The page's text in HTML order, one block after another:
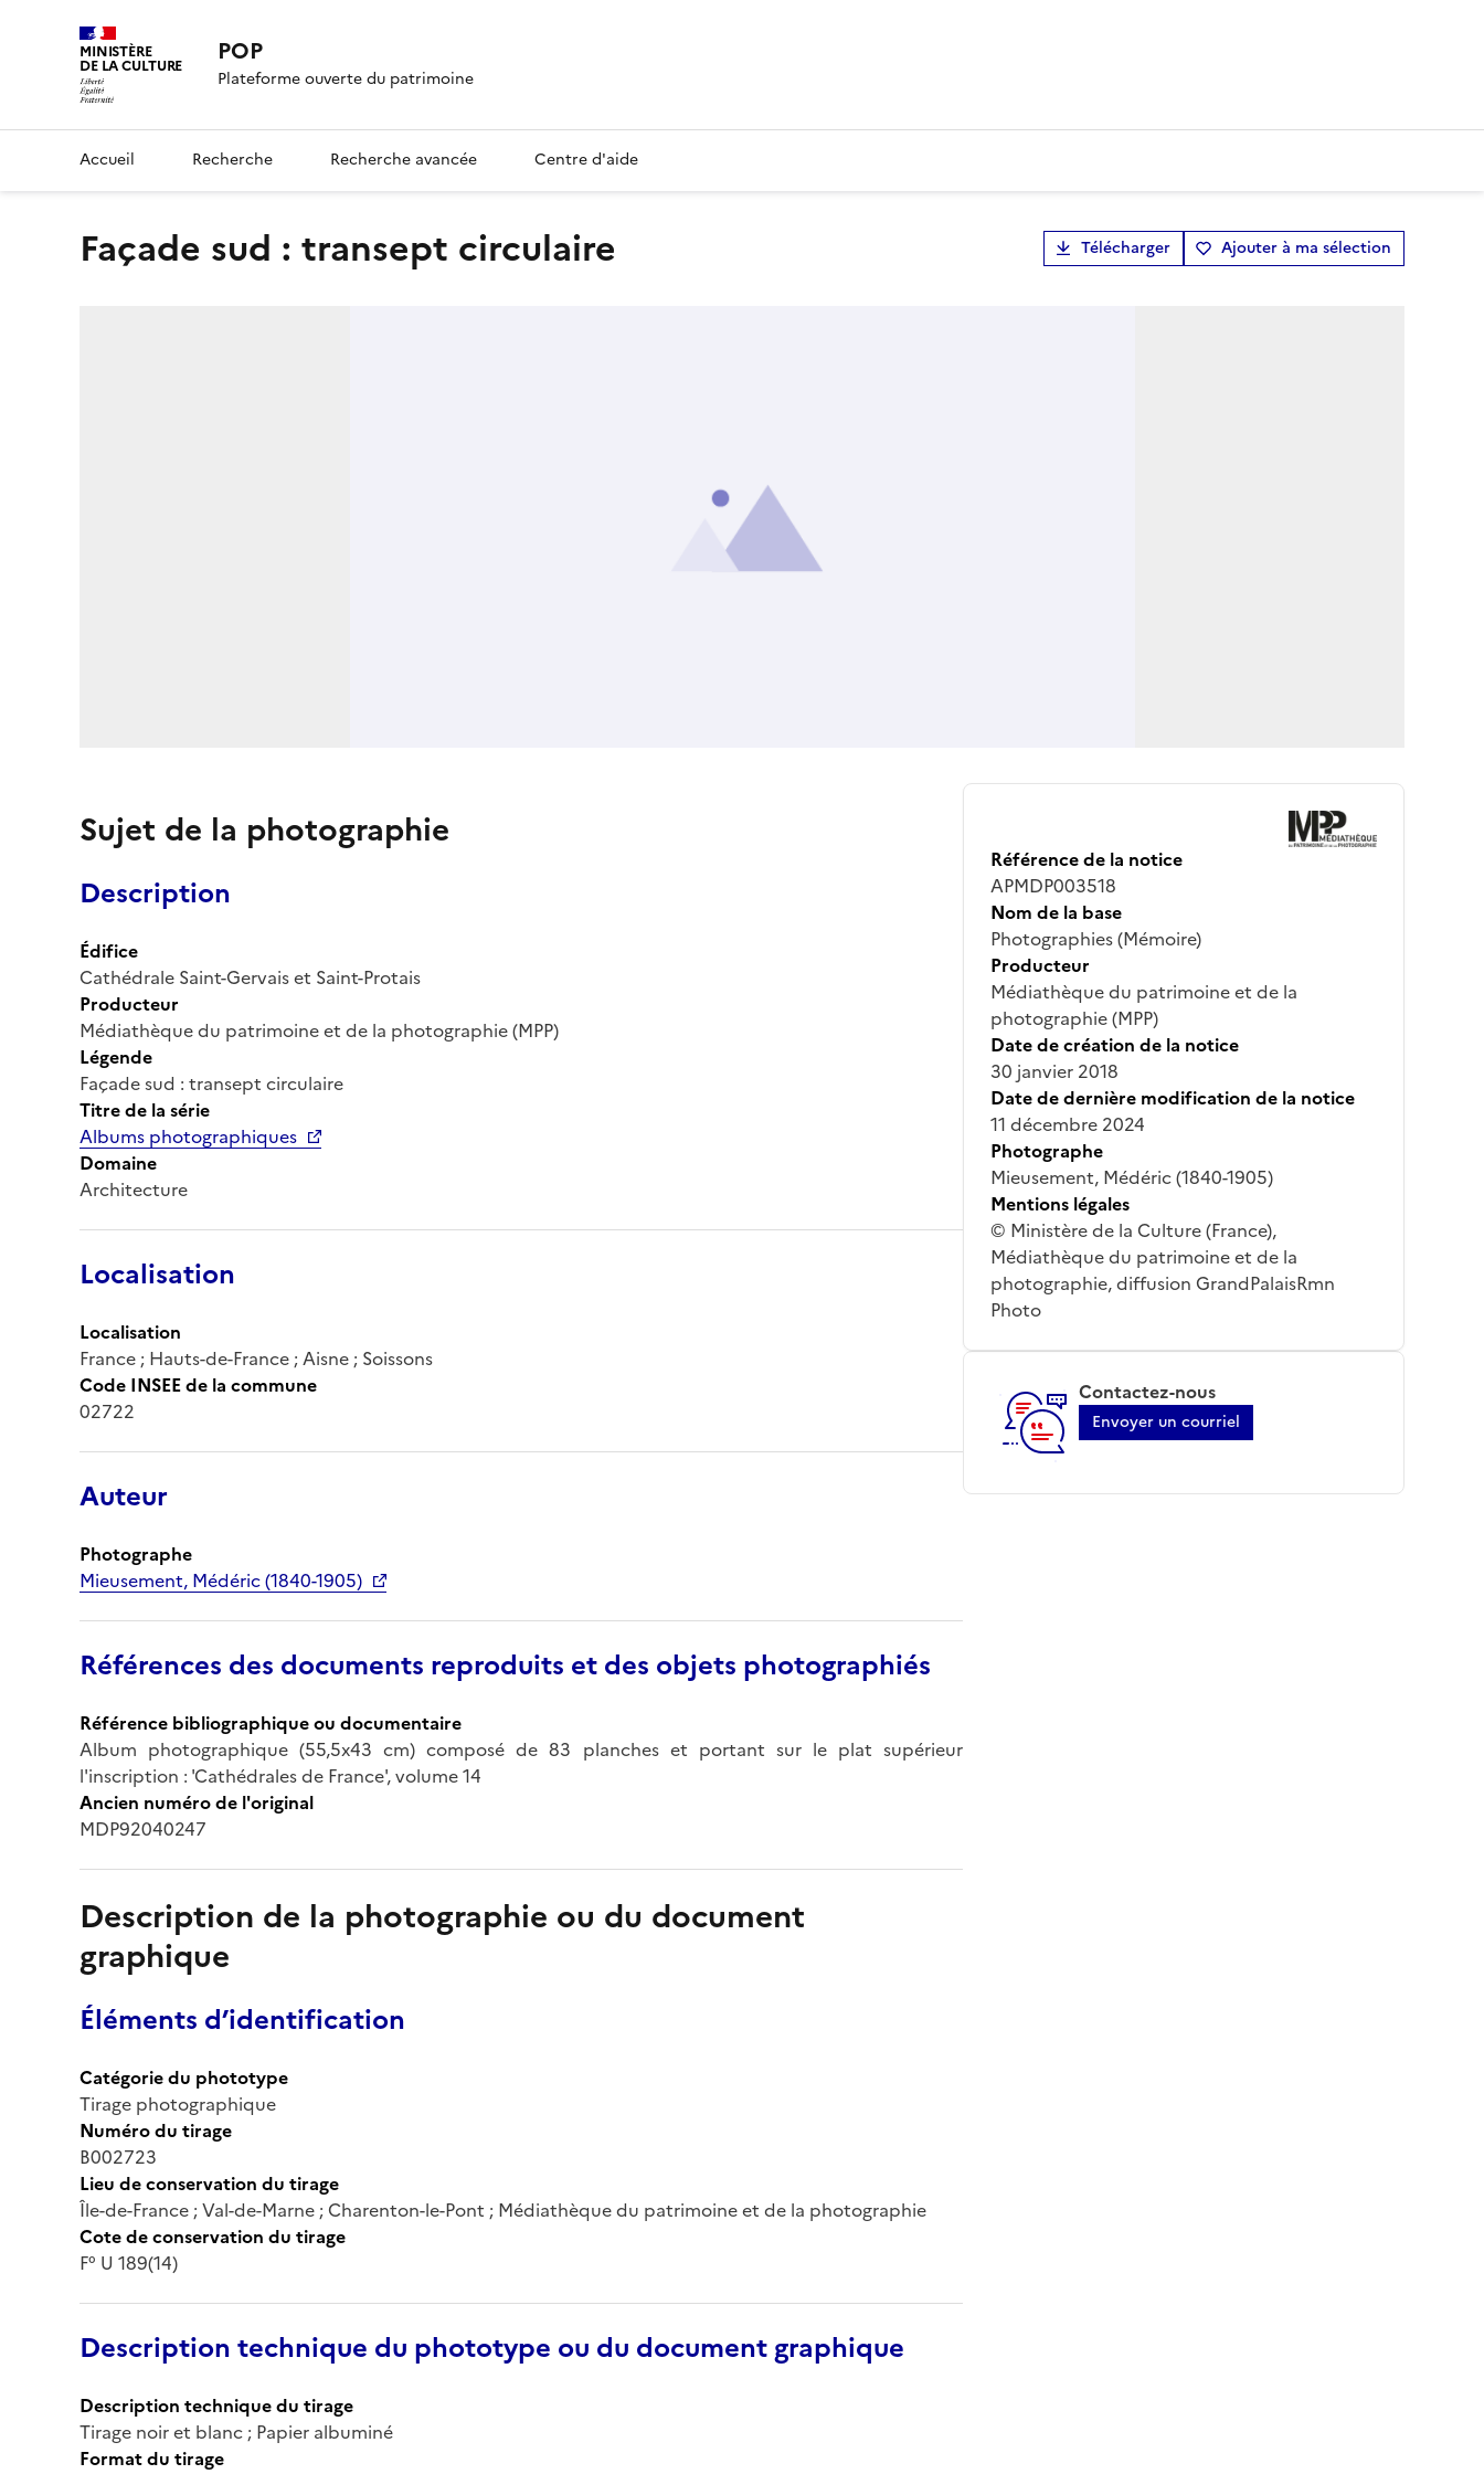
MINISTÈRE
DE LA CULTURE POP
Plateforme ouverte du patrimoine
Accueil Recherche Recherche avancée Centre d'aide
Façade sud : transept circulaire Télécharger Ajouter à ma sélection
Sujet de la photographie
Description
Édifice
Cathédrale Saint-Gervais et Saint-Protais
Producteur
Médiathèque du patrimoine et de la photographie (MPP)
Légende
Façade sud : transept circulaire
Titre de la série
Albums photographiques
Domaine
Architecture
Localisation
Localisation
France ; Hauts-de-France ; Aisne ; Soissons
Code INSEE de la commune
02722
Auteur
Photographe
Mieusement, Médéric (1840-1905)
Références des documents reproduits et des objets photographiés
Référence bibliographique ou documentaire
Album photographique (55,5x43 cm) composé de 83 planches et portant sur le plat supérieur
l'inscription : 'Cathédrales de France', volume 14
Ancien numéro de l'original
MDP92040247
Description de la photographie ou du document
graphique
Éléments d’identification
Catégorie du phototype
Tirage photographique
Numéro du tirage
B002723
Lieu de conservation du tirage
Île-de-France ; Val-de-Marne ; Charenton-le-Pont ; Médiathèque du patrimoine et de la photographie
Cote de conservation du tirage
F° U 189(14)
Description technique du phototype ou du document graphique
Description technique du tirage
Tirage noir et blanc ; Papier albuminé
Format du tirage
Référence de la notice
APMDP003518
Nom de la base
Photographies (Mémoire)
Producteur
Médiathèque du patrimoine et de la
photographie (MPP)
Date de création de la notice
30 janvier 2018
Date de dernière modification de la notice
11 décembre 2024
Photographe
Mieusement, Médéric (1840-1905)
Mentions légales
© Ministère de la Culture (France),
Médiathèque du patrimoine et de la
photographie, diffusion GrandPalaisRmn
Photo
Contactez-nous
Envoyer un courriel